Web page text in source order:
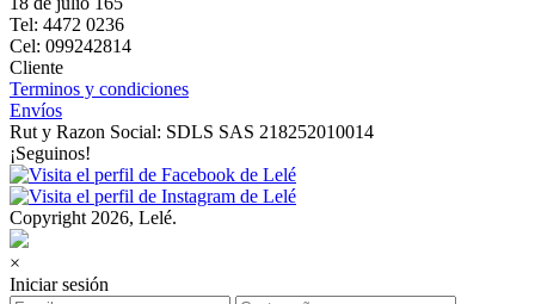
Tel: 4472 0236
Cel: 099242814
Cliente
Terminos y condiciones
Envíos
Rut y Razon Social: SDLS SAS 218252010014
¡Seguinos!
Copyright 2026, Lelé.
×
Iniciar sesión